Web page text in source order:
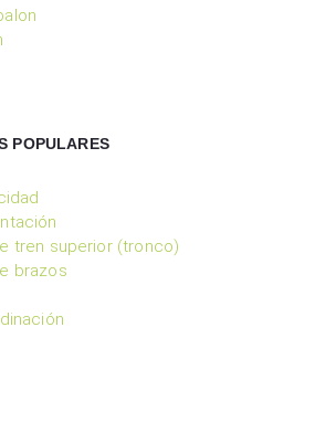
POPULARES
tren superior (tronco)
brazos